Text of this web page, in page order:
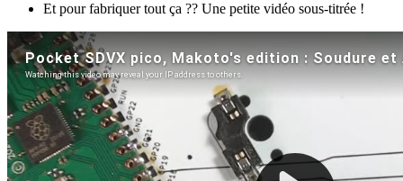
Et pour fabriquer tout ça ?? Une petite vidéo sous-titrée !